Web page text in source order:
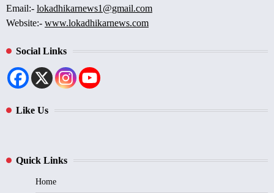
Email:- lokadhikarnews1@gmail.com
Website:- www.lokadhikarnews.com
Social Links
Like Us
Quick Links
Home